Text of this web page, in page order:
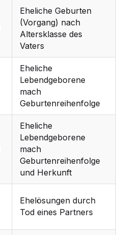
Eheliche Geburten
(Vorgang) nach
Altersklasse des
Vaters
Eheliche
Lebendgeborene
mach
Geburtenreihenfolge
Eheliche
Lebendgeborene
mach
Geburtenreihenfolge
und Herkunft
Ehelösungen durch
Tod eines Partners